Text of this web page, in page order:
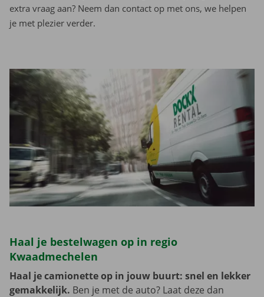
extra vraag aan? Neem dan contact op met ons, we helpen
je met plezier verder.
Haal je bestelwagen op in regio
Kwaadmechelen
Haal je camionette op in jouw buurt: snel en lekker
gemakkelijk. Ben je met de auto? Laat deze dan